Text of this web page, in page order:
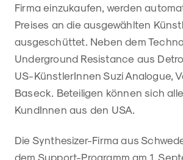
Firma einzukaufen, werden
Preises an die ausgewählten
ausgeschüttet. Neben dem
Underground Resistance aus
US-KünstlerInnen Suzi Analogue,
Baseck. Beteiligen können sich
KundInnen aus den USA.
Die Synthesizer-Firma aus
dem Support-Programm am 1.